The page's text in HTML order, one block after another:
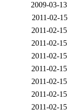
2009-03-13
2011-02-15
2011-02-15
2011-02-15
2011-02-15
2011-02-15
2011-02-15
2011-02-15
2011-02-15